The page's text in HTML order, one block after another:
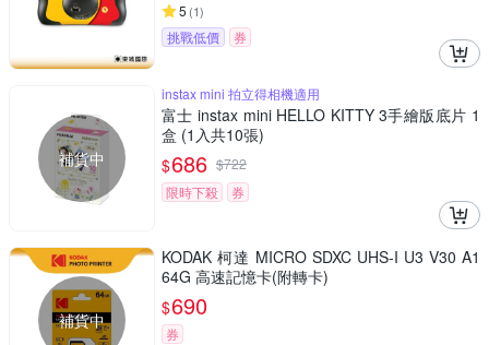
5 (1)
挑戰低價 券
補貨中
instax mini 拍立得相機適用
富士 instax mini HELLO KITTY 3手繪版底片 1
盒 (1入共10張)
$686 $722
限時下殺
券
補貨中
KODAK 柯達 MICRO SDXC UHS-I U3 V30 A1
64G 高速記憶卡(附轉卡)
$690
券